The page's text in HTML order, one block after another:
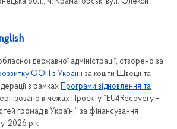
державної адміністрації, створено за
ООН в Україні за кошти Швеції та
в рамках
Програми відновлення та
в межах Проєкту “EU4Recovery –
громад в Україні” за фінансування
2026 рік